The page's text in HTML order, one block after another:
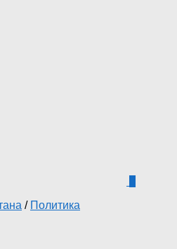
/ Политика